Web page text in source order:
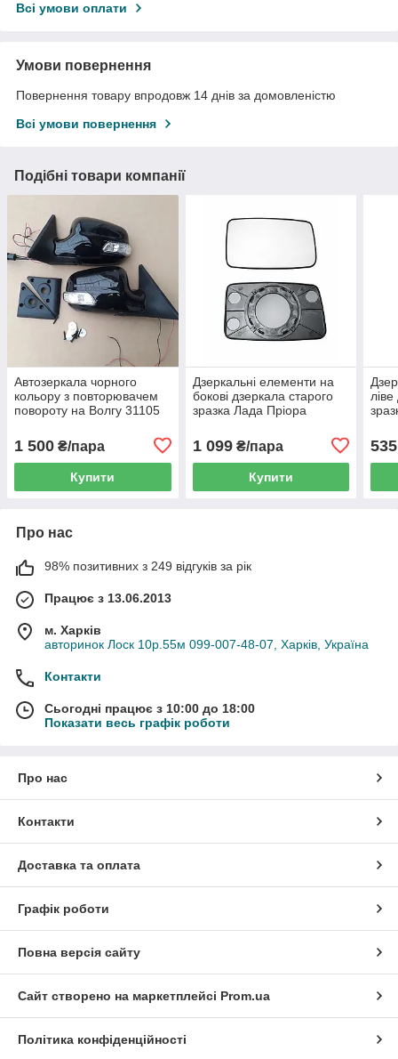
Всі умови оплати
Умови повернення
Повернення товару впродовж 14 днів за домовленістю
Всі умови повернення
Подібні товари компанії
Автозеркала чорного
кольору з повторювачем
повороту на Волгу 31105
1 500 ₴/пара
Купити
Дзеркальні елементи на
бокові дзеркала старого
зразка Лада Пріора
1 099₴/пара
Купити
535
Про нас
98% позитивних з 249 відгуків за рік
Працює з 13.06.2013
м. Харків
авторинок Лоск 10р.55м 099-007-48-07, Харків, Україна
Контакти
Сьогодні працює з 10:00 до 18:00
Показати весь графік роботи
Про нас
Контакти
Доставка та оплата
Графік роботи
Повна версія сайту
Сайт створено на маркетплейсі Prom.ua
Політика конфіденційності